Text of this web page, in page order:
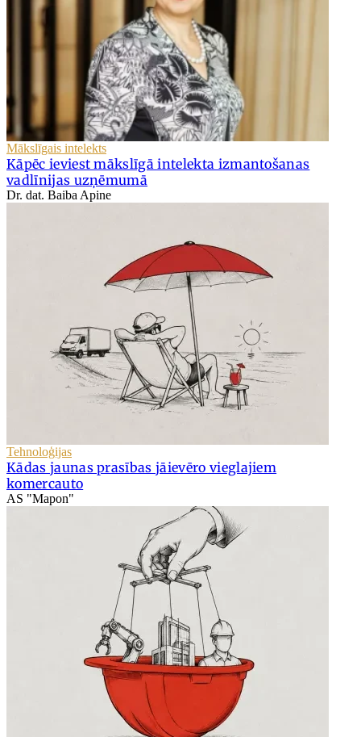
Mākslīgais intelekts
Kāpēc ieviest mākslīgā intelekta izmantošanas
vadlīnijas uzņēmumā
Dr. dat. Baiba Apine
Tehnoloģijas
Kādas jaunas prasības jāievēro vieglajiem
komercauto
AS "Mapon"